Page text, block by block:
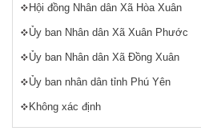
Hội đồng Nhân dân Xã Hòa Xuân
Ủy ban Nhân dân Xã Xuân Phước
Ủy ban Nhân dân Xã Đồng Xuân
Ủy ban nhân dân tỉnh Phú Yên
Không xác định